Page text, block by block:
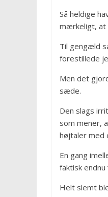
Så heldige
mærkeligt, at
Til gengæld
forestillede
Men det
sæde.
Den slags
som mener,
højtaler med
En gang
faktisk
Helt slemt